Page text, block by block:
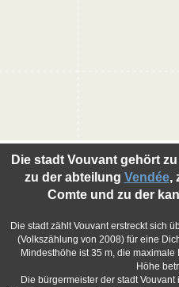
Die stadt Vouvant gehört
zu der abteilung Vendée,
Comte und zu der
Die stadt zählt Vouvant erstreckt sich
(Volkszählung von 2008) für eine
Mindesthöhe ist 35 m, die
Höhe
Die bürgermeister der stadt